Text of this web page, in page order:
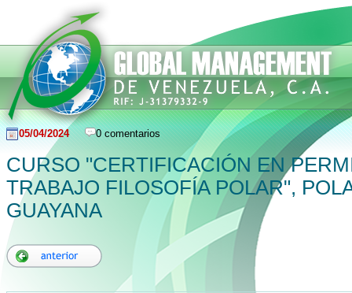
05/04/2024 0 comentarios
CURSO "CERTIFICACIÓN EN
TRABAJO FILOSOFÍA POLAR",
GUAYANA